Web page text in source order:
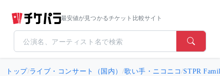
最安値が見つかるチケット比較サイト
トップ/ライブ・コンサート（国内） /歌い手・ニコニコ/STPR